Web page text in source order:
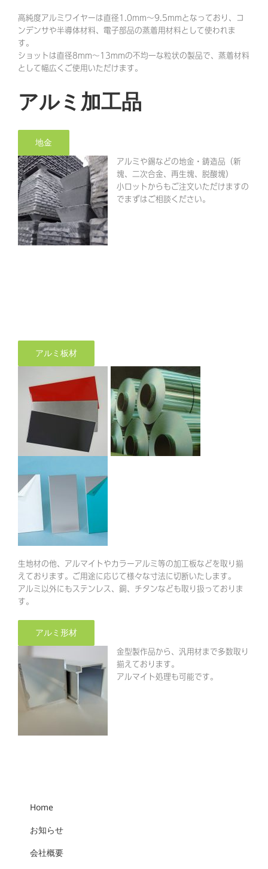
高純度アルミワイヤーは直径1.0mm～9.5mmとなっており、コ
ンデンサや半導体材料、電子部品の蒸着用材料として使われま
す。
ショットは直径8mm～13mmの不均一な粒状の製品で、蒸着材料
として幅広くご使用いただけます。
アルミ加工品
地金
アルミや錫などの地金・鋳造品（新
塊、二次合金、再生塊、脱酸塊）
小ロットからもご注文いただけますの
でまずはご相談ください。
アルミ板材
生地材の他、アルマイトやカラーアルミ等の加工板などを取り揃
えております。ご用途に応じて様々な寸法に切断いたします。
アルミ以外にもステンレス、銅、チタンなども取り扱っておりま
す。
アルミ形材
金型製作品から、汎用材まで多数取り
揃えております。
アルマイト処理も可能です。
Home
お知らせ
会社概要